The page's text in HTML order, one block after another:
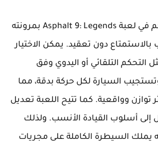
يتميز نظام التحكم في لعبة Asphalt 9: Legends بمرونته
دون تعقيد. يمكن الاختيار
التحكم التلقائي أو اليدوي وفق
السيارة لكل حركة بدقة، مما
توازن وواقعية. كما تتيح اللعبة تعديل
إلى أسلوب القيادة الأنسب. ولذلك
يملك السيطرة الكاملة على مجريات